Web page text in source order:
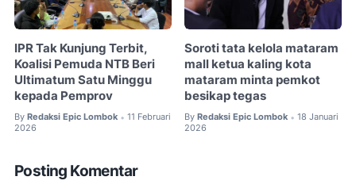
IPR Tak Kunjung Terbit,
Koalisi Pemuda NTB Beri
Ultimatum Satu Minggu
kepada Pemprov
By Redaksi Epic Lombok • 11 Februari
2026
Soroti tata kelola mataram
mall ketua kaling kota
mataram minta pemkot
besikap tegas
By Redaksi Epic Lombok • 18 Januari
2026
Posting Komentar